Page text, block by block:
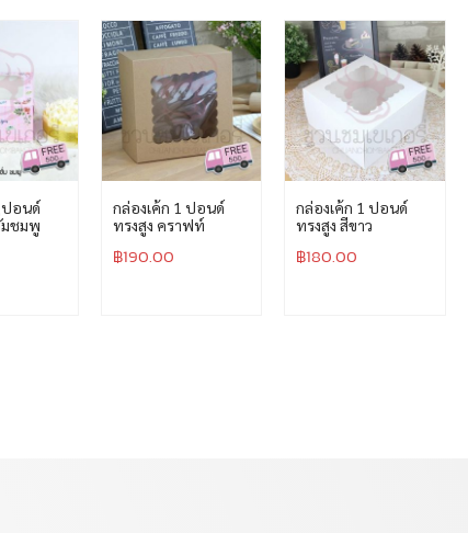
ปอนด์
ชมพู
กล่องเค้ก 1 ปอนด์
ทรงสูง คราฟท์
฿190.00
กล่องเค้ก 1 ปอนด์
ทรงสูง สีขาว
฿180.00